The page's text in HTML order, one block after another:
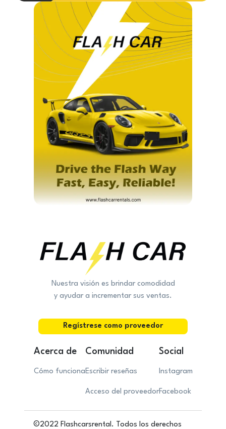
Nuestra visión es brindar comodidad
y ayudar a incrementar sus ventas.
Regístrese como proveedor
Acerca de
Cómo funciona
Comunidad
Escribir reseñas
Acceso del proveedor
Social
Instagram
Facebook
©2022 Flashcarsrental. Todos los derechos